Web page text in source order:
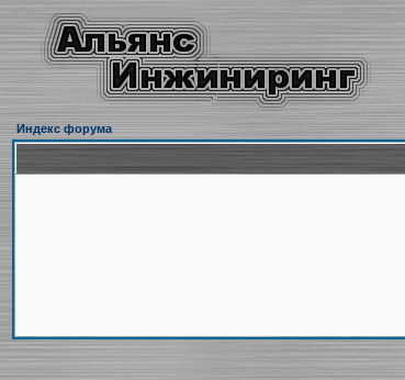
Индекс форума